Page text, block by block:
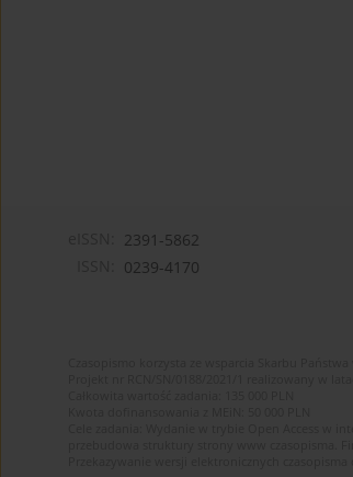
2391-5862
0239-4170